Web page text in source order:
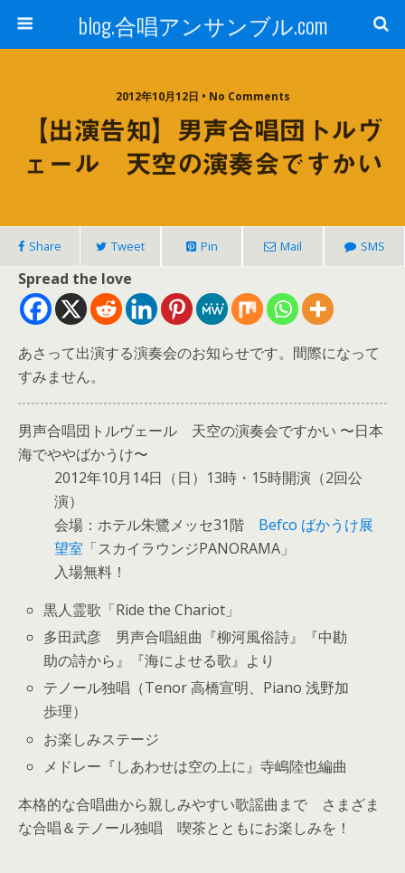
blog.合唱アンサンブル.com
2012年10月12日 • No Comments
【出演告知】男声合唱団トルヴ
ェール 天空の演奏会ですかい
Share Tweet Pin Mail SMS
Spread the love
あさって出演する演奏会のお知らせです。間際になって
すみません。
男声合唱団トルヴェール 天空の演奏会ですかい 〜日本
海でややばかうけ〜
2012年10月14日（日）13時・15時開演（2回公
演）
会場：ホテル朱鷺メッセ31階 Befco ばかうけ展
望室 「スカイラウンジPANORAMA」
入場無料！
黒人霊歌「Ride the Chariot」
多田武彦 男声合唱組曲『柳河風俗詩』『中勘
助の詩から』『海によせる歌』より
テノール独唱（Tenor 高橋宣明、Piano 浅野加
歩理）
お楽しみステージ
メドレー『しあわせは空の上に』寺嶋陸也編曲
本格的な合唱曲から親しみやすい歌謡曲まで さまざま
な合唱＆テノール独唱 喫茶とともにお楽しみを！